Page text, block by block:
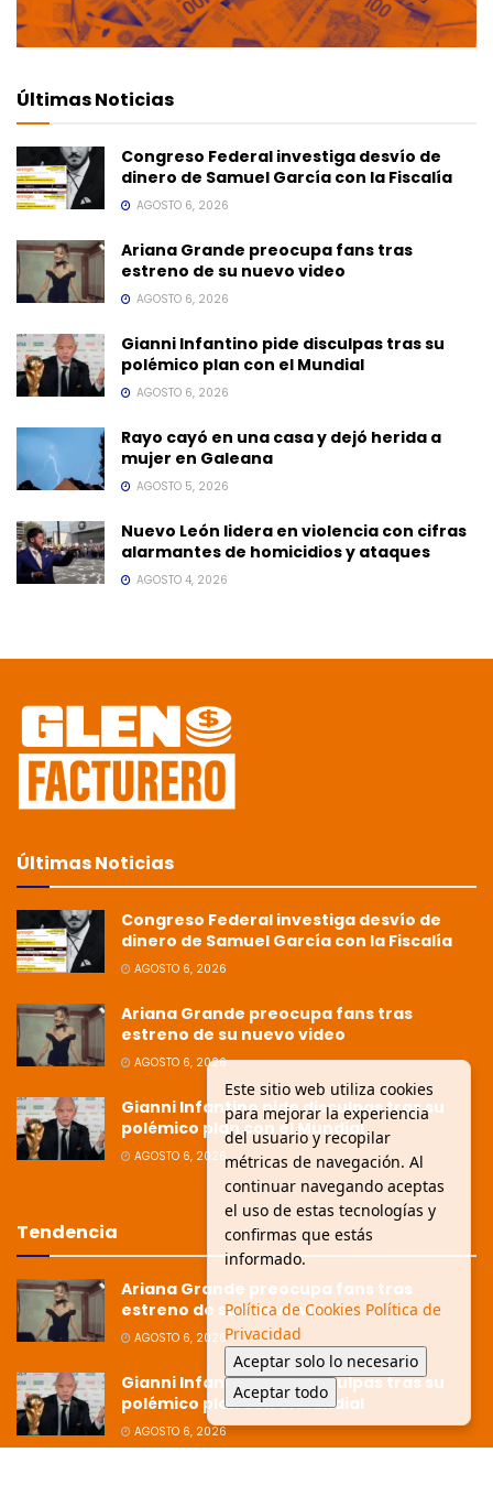
Últimas Noticias
Congreso Federal investiga desvío de
dinero de Samuel García con la Fiscalía
AGOSTO 6, 2026
Ariana Grande preocupa fans tras
estreno de su nuevo video
AGOSTO 6, 2026
Gianni Infantino pide disculpas tras su
polémico plan con el Mundial
AGOSTO 6, 2026
Rayo cayó en una casa y dejó herida a
mujer en Galeana
AGOSTO 5, 2026
Nuevo León lidera en violencia con cifras
alarmantes de homicidios y ataques
AGOSTO 4, 2026
Últimas Noticias
Congreso Federal investiga desvío de
dinero de Samuel García con la Fiscalía
AGOSTO 6, 2026
Ariana Grande preocupa fans tras
estreno de su nuevo video
AGOSTO 6, 2026
Gianni Infantino pide disculpas tras su
polémico plan con el Mundial
AGOSTO 6, 2026
Tendencia
Ariana Grande preocupa fans tras
estreno de su nuevo video
AGOSTO 6, 2026
Gianni Infantino pide disculpas tras su
polémico plan con el Mundial
AGOSTO 6, 2026
Este sitio web utiliza cookies
para mejorar la experiencia
del usuario y recopilar
métricas de navegación. Al
continuar navegando aceptas
el uso de estas tecnologías y
confirmas que estás
informado.
Política de Cookies Política de
Privacidad
Aceptar solo lo necesario
Aceptar todo